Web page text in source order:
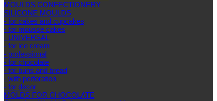
MOULDS CONFECTIONERY
SILICONE MOULDS
- for cakes and cupcakes
- for mousse cakes
- UNIVERSAL
- for ice cream
- professional
- for chocolate
- for buns and bread
- with perforation
- for decor
MOLDS FOR CHOCOLATE